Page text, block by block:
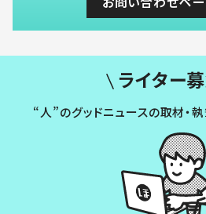
ライター募
“人”のグッドニュースの取材・